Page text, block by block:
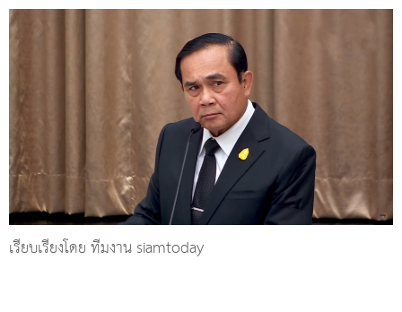
เรียบเรียงโดย ทีมงาน siamtoday